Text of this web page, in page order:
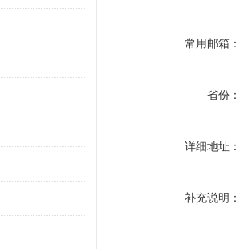
常用邮箱：
省份：
详细地址：
补充说明：